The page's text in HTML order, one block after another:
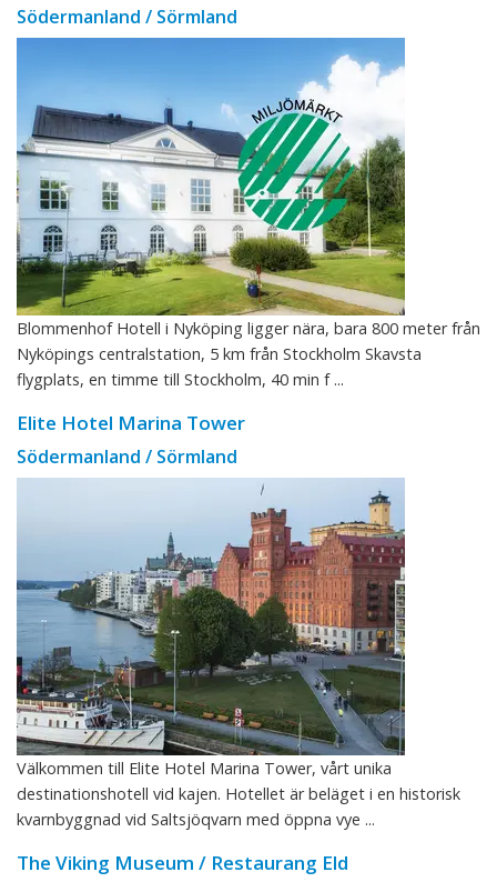
Södermanland / Sörmland
Blommenhof Hotell i Nyköping ligger nära, bara 800 meter från
Nyköpings centralstation, 5 km från Stockholm Skavsta
flygplats, en timme till Stockholm, 40 min f ...
Elite Hotel Marina Tower
Södermanland / Sörmland
Välkommen till Elite Hotel Marina Tower, vårt unika
destinationshotell vid kajen. Hotellet är beläget i en historisk
kvarnbyggnad vid Saltsjöqvarn med öppna vye ...
The Viking Museum / Restaurang Eld